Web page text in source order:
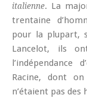
italienne. La
trentaine
pour la plupart,
Lancelot, ils
l’indépendance
Racine, dont
n’étaient pas